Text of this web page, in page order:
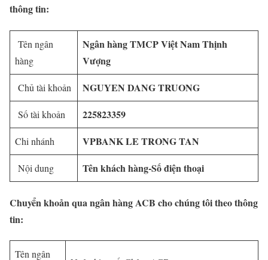
thông tin:
Tên ngân
hàng
Ngân hàng TMCP Việt Nam Thịnh
Vượng
Chủ tài khoản NGUYEN DANG TRUONG
Số tài khoản 225823359
Chi nhánh VPBANK LE TRONG TAN
Nội dung Tên khách hàng-Số điện thoại
Chuyển khoản qua ngân hàng ACB cho chúng tôi theo thông
tin:
Tên ngân